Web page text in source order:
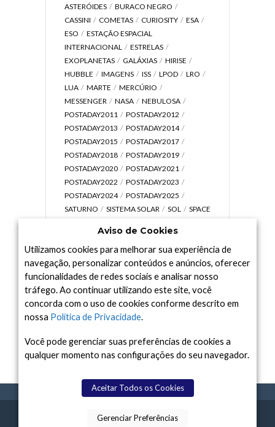
ASTERÓIDES
BURACO NEGRO
CASSINI
COMETAS CURIOSITY
ESA
ESO
ESTAÇÃO ESPACIAL
INTERNACIONAL
ESTRELAS
EXOPLANETAS
GALÁXIAS
HIRISE
HUBBLE
IMAGENS ISS LPOD
LRO
LUA
MARTE
MERCÚRIO
MESSENGER
NASA
NEBULOSA
POSTADAY2011
POSTADAY2012
POSTADAY2013
POSTADAY2014
POSTADAY2015
POSTADAY2017
POSTADAY2018
POSTADAY2019
POSTADAY2020
POSTADAY2021
POSTADAY2022
POSTADAY2023
POSTADAY2024
POSTADAY2025
SATURNO
SISTEMA SOLAR SOL
SPACE
UNIVERSO
VÍDEO
Arquivo
Arquivo
TERMOS CONTATO SPACE TODAY
Aviso de Cookies
Utilizamos cookies para melhorar sua experiência de
navegação, personalizar conteúdos e anúncios, oferecer
funcionalidades de redes sociais e analisar nosso
tráfego. Ao continuar utilizando este site, você
concorda com o uso de cookies conforme descrito em
nossa Política de Privacidade.
Você pode gerenciar suas preferências de cookies a
qualquer momento nas configurações do seu navegador.
Aceitar Todos os Cookies
Gerenciar Preferências